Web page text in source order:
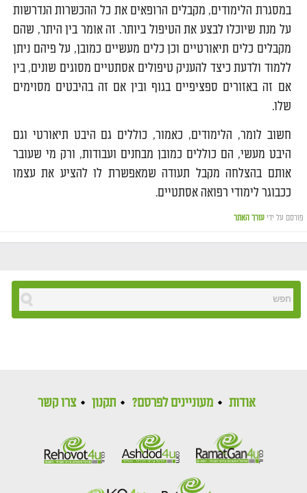
במסגרת הלימודים, מקבלים הרופאים את כל ההכשרות הנדרשות
על מנת שיוכלו לבצע את הטיפול ביותר. זה אומר בין היתר, שהם
מקבלים כלים תיאורטיים וכן כלים מעשיים כמובן, על פיהם ניתן
ללמוד ולדעת כיצד להעניק טיפולים אסתטיים מסוגים שונים, בין
אם זה באזורים ספציפיים בגוף ובין אם זה בהיבטים מסוימים
שלו.
חשוב לומר, הלימודים, כאמור, כוללים גם היבט תיאורטי וגם
היבט מעשי, הם כוללים כמובן מבחנים ועבודות, ורק מי שעובר
אותם בהצלחה מקבל תעודה שמאפשרת לו להציע את עצמו
ככבוגר לימודי רפואה אסתטיים.
פורסם על ידי עורך האתר
אודות מעוניינים לפרסם? תקנון צרו קשר